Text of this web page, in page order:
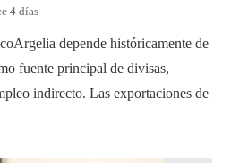
4 días
depende históricamente de
fuente principal de divisas,
indirecto. Las exportaciones de